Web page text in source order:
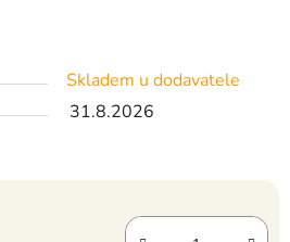
Skladem u dodavatele
31.8.2026